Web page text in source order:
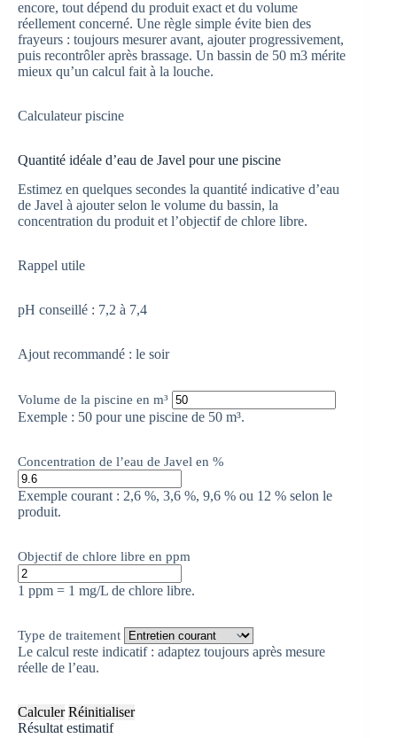
encore, tout dépend du produit exact et du volume
réellement concerné. Une règle simple évite bien des
frayeurs : toujours mesurer avant, ajouter progressivement,
puis recontrôler après brassage. Un bassin de 50 m3 mérite
mieux qu’un calcul fait à la louche.
Calculateur piscine
Quantité idéale d’eau de Javel pour une piscine
Estimez en quelques secondes la quantité indicative d’eau
de Javel à ajouter selon le volume du bassin, la
concentration du produit et l’objectif de chlore libre.
Rappel utile
pH conseillé : 7,2 à 7,4
Ajout recommandé : le soir
Volume de la piscine en m³
Exemple : 50 pour une piscine de 50 m³.
Concentration de l’eau de Javel en %
Exemple courant : 2,6 %, 3,6 %, 9,6 % ou 12 % selon le
produit.
Objectif de chlore libre en ppm
1 ppm = 1 mg/L de chlore libre.
Type de traitement
Le calcul reste indicatif : adaptez toujours après mesure
réelle de l’eau.
Calculer Réinitialiser
Résultat estimatif